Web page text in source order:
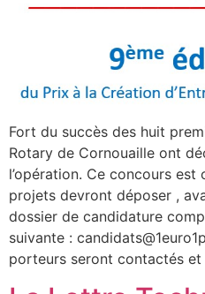
Fort du succès des huit
Rotary de Cornouaille ont
l’opération. Ce concours
projets devront déposer ,
dossier de candidature
suivante :
porteurs seront contactés